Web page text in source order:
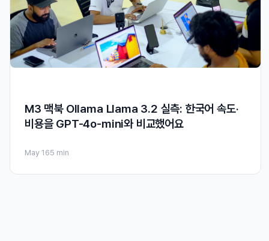
M3 맥북 Ollama Llama 3.2 실측: 한국어 속도·
비용을 GPT-4o-mini와 비교했어요
May 165 min